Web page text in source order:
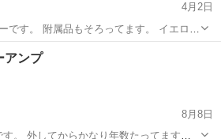
4月2日
す。 イエロー
み 6980円
ーディオ
アンプ
8月8日
。 外してからかなり年数たってます